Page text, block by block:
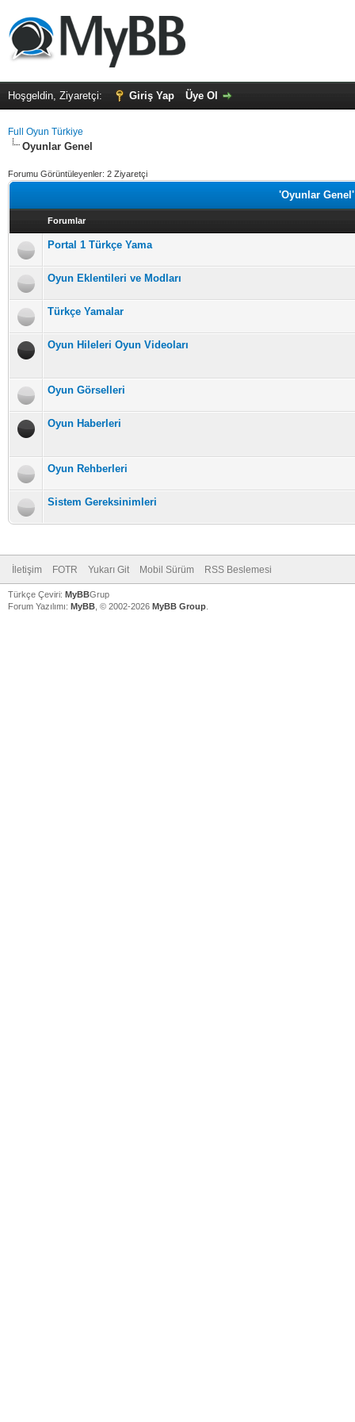
Hoşgeldin, Ziyaretçi: Giriş Yap Üye Ol
Full Oyun Türkiye
Oyunlar Genel
Forumu Görüntüleyenler: 2 Ziyaretçi
'Oyunlar
Forumlar
Portal 1 Türkçe Yama
Oyun Eklentileri ve Modları
Türkçe Yamalar
Oyun Hileleri Oyun Videoları
Oyun Görselleri
Oyun Haberleri
Oyun Rehberleri
Sistem Gereksinimleri
İletişim FOTR Yukarı Git Mobil Sürüm RSS Beslemesi
Türkçe Çeviri: MyBBGrup
Forum Yazılımı: MyBB , © 2002-2026 MyBB Group